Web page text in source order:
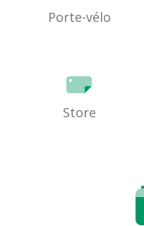
Porte-vélo
Store